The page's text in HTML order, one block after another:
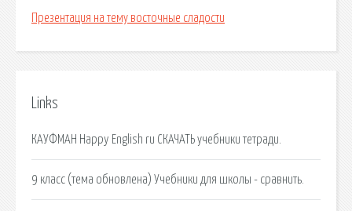
Презентация на тему восточные сладости
Links
КАУФМАН Happy English ru СКАЧАТЬ учебники тетради.
9 класс (тема обновлена) Учебники для школы - сравнить.